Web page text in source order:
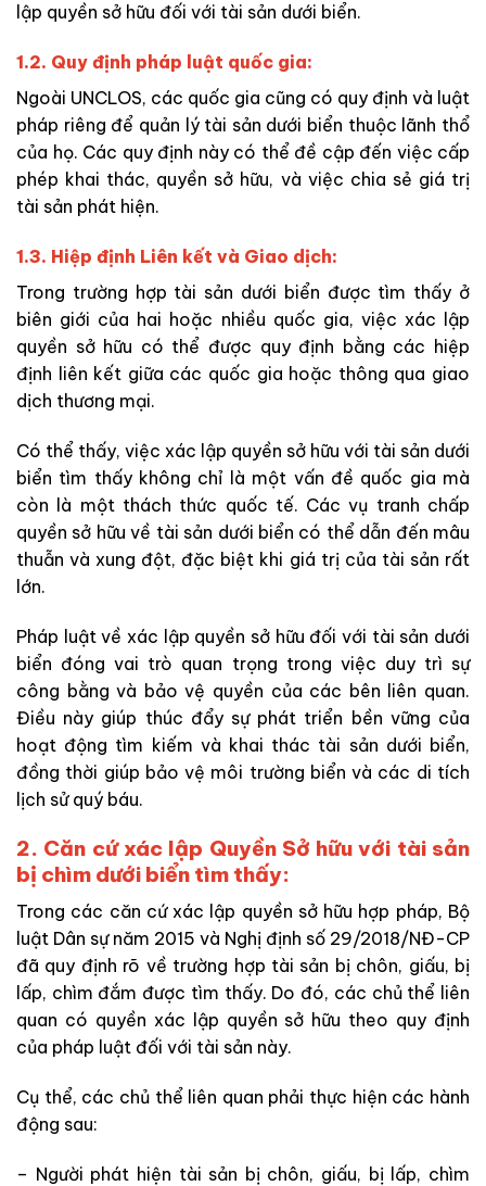
lập quyền sở hữu đối với tài sản dưới biển.
1.2. Quy định pháp luật quốc gia:
Ngoài UNCLOS, các quốc gia cũng có quy định và luật
pháp riêng để quản lý tài sản dưới biển thuộc lãnh thổ
của họ. Các quy định này có thể đề cập đến việc cấp
phép khai thác, quyền sở hữu, và việc chia sẻ giá trị
tài sản phát hiện.
1.3. Hiệp định Liên kết và Giao dịch:
Trong trường hợp tài sản dưới biển được tìm thấy ở
biên giới của hai hoặc nhiều quốc gia, việc xác lập
quyền sở hữu có thể được quy định bằng các hiệp
định liên kết giữa các quốc gia hoặc thông qua giao
dịch thương mại.
Có thể thấy, việc xác lập quyền sở hữu với tài sản dưới
biển tìm thấy không chỉ là một vấn đề quốc gia mà
còn là một thách thức quốc tế. Các vụ tranh chấp
quyền sở hữu về tài sản dưới biển có thể dẫn đến mâu
thuẫn và xung đột, đặc biệt khi giá trị của tài sản rất
lớn.
Pháp luật về xác lập quyền sở hữu đối với tài sản dưới
biển đóng vai trò quan trọng trong việc duy trì sự
công bằng và bảo vệ quyền của các bên liên quan.
Điều này giúp thúc đẩy sự phát triển bền vững của
hoạt động tìm kiếm và khai thác tài sản dưới biển,
đồng thời giúp bảo vệ môi trường biển và các di tích
lịch sử quý báu.
2. Căn cứ xác lập Quyền Sở hữu với tài sản
bị chìm dưới biển tìm thấy:
Trong các căn cứ xác lập quyền sở hữu hợp pháp, Bộ
luật Dân sự năm 2015 và Nghị định số 29/2018/NĐ-CP
đã quy định rõ về trường hợp tài sản bị chôn, giấu, bị
lấp, chìm đắm được tìm thấy. Do đó, các chủ thể liên
quan có quyền xác lập quyền sở hữu theo quy định
của pháp luật đối với tài sản này.
Cụ thể, các chủ thể liên quan phải thực hiện các hành
động sau:
– Người phát hiện tài sản bị chôn, giấu, bị lấp, chìm